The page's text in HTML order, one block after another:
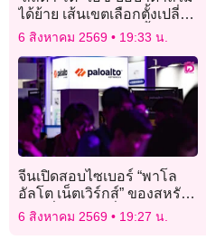
ได้ย้าย เส้นเขตเลือกตั้งเปลี่ยน
ตามพรรคชนะเลือกตั้ง
6 สิงหาคม 2569 19:33 น.
จีนเปิดสอบไซเบอร์ “พาโล
อัลโต เน็ตเวิร์กส์” ของสหรัฐ
อ้างเสี่ยงความมั่นคง
6 สิงหาคม 2569 19:27 น.